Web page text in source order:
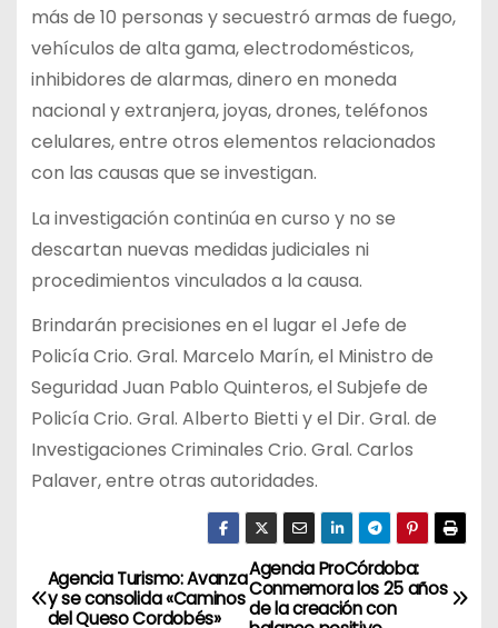
más de 10 personas y secuestró armas de fuego,
vehículos de alta gama, electrodomésticos,
inhibidores de alarmas, dinero en moneda
nacional y extranjera, joyas, drones, teléfonos
celulares, entre otros elementos relacionados
con las causas que se investigan.
La investigación continúa en curso y no se
descartan nuevas medidas judiciales ni
procedimientos vinculados a la causa.
Brindarán precisiones en el lugar el Jefe de
Policía Crio. Gral. Marcelo Marín, el Ministro de
Seguridad Juan Pablo Quinteros, el Subjefe de
Policía Crio. Gral. Alberto Bietti y el Dir. Gral. de
Investigaciones Criminales Crio. Gral. Carlos
Palaver, entre otras autoridades.
N
Agencia ProCórdoba:
Conmemora los 25 años
de la creación con
Agencia Turismo: Avanza
y se consolida «Caminos
del Queso Cordobés»